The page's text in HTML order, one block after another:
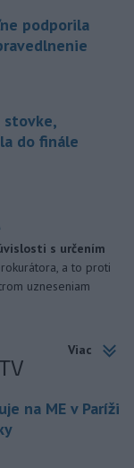
podporila
stovke,
do finále
s určením
a to proti
uzneseniam
Viac
na ME v Paríži